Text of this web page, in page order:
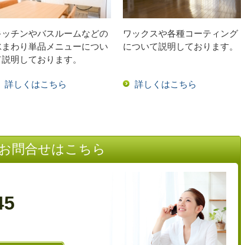
ッチンやバスルームなどの
まわり単品メニューについ
明しております。
詳しくはこちら
ワックスや各種コーティング
について説明しております。
詳しくはこちら
問合せはこちら